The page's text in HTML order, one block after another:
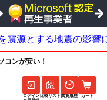
コンが安い！
ログイン 比較リスト 閲覧履歴 カート